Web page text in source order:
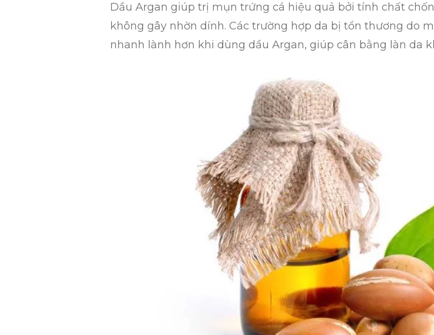
Dầu Argan giúp trị mụn trứng cá hiệu quả bởi tính chất
không gây nhờn dính. Các trường hợp da bị tổn thương do
nhanh lành hơn khi dùng dầu Argan, giúp cân bằng làn da